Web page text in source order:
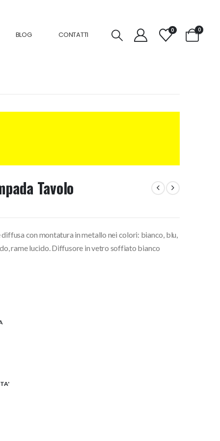
BLOG CONTATTI
0 0
Tavolo
con montatura in metallo nei colori: bianco, blu,
rame lucido. Diffusore in vetro soffiato bianco